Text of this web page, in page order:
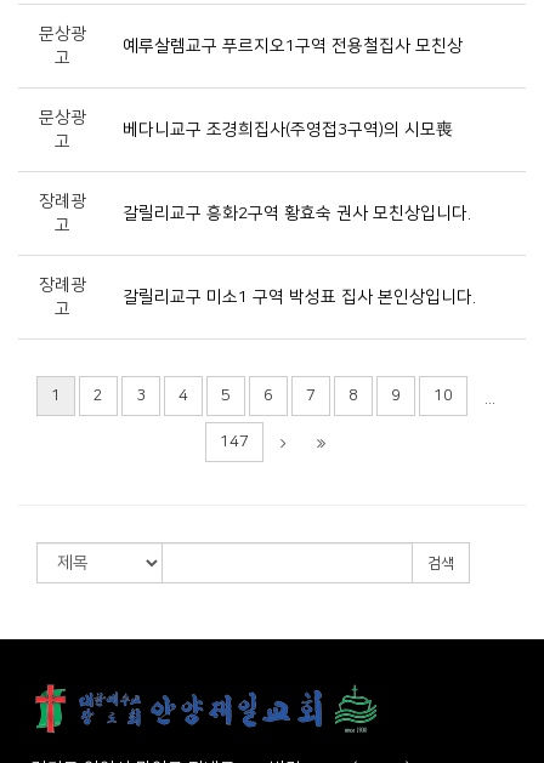
문상광
고
예루살렘교구 푸르지오1구역 전용철집사 모친상
문상광
고
베다니교구 조경희집사(주영접3구역)의 시모喪
장례광
고
갈릴리교구 흥화2구역 황효숙 권사 모친상입니다.
장례광
고
갈릴리교구 미소1 구역 박성표 집사 본인상입니다.
1 2 3 4 5 6 7 8 9 10
147
검색